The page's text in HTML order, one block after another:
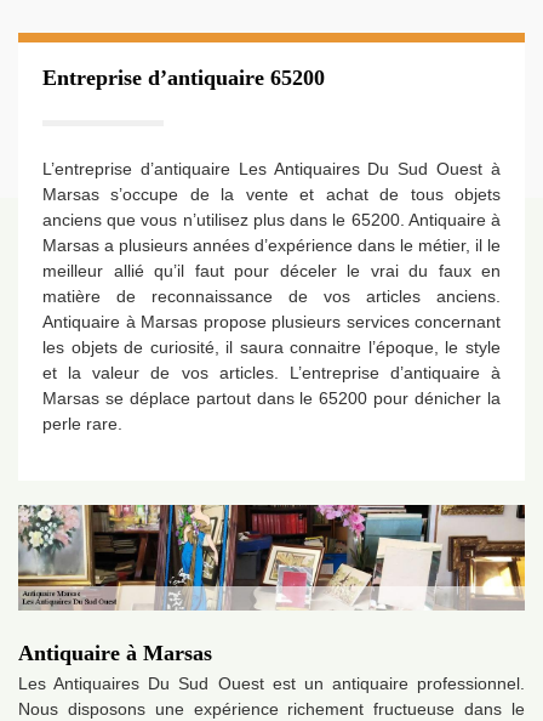
Entreprise d’antiquaire 65200
L’entreprise d’antiquaire Les Antiquaires Du Sud Ouest à
Marsas s’occupe de la vente et achat de tous objets
anciens que vous n’utilisez plus dans le 65200. Antiquaire à
Marsas a plusieurs années d’expérience dans le métier, il le
meilleur allié qu’il faut pour déceler le vrai du faux en
matière de reconnaissance de vos articles anciens.
Antiquaire à Marsas propose plusieurs services concernant
les objets de curiosité, il saura connaitre l’époque, le style
et la valeur de vos articles. L’entreprise d’antiquaire à
Marsas se déplace partout dans le 65200 pour dénicher la
perle rare.
Antiquaire à Marsas
Les Antiquaires Du Sud Ouest est un antiquaire professionnel.
Nous disposons une expérience richement fructueuse dans le